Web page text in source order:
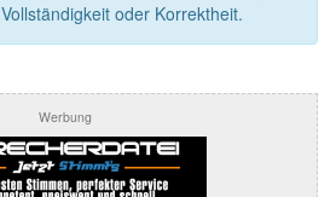
oder Korrektheit.
Werbung